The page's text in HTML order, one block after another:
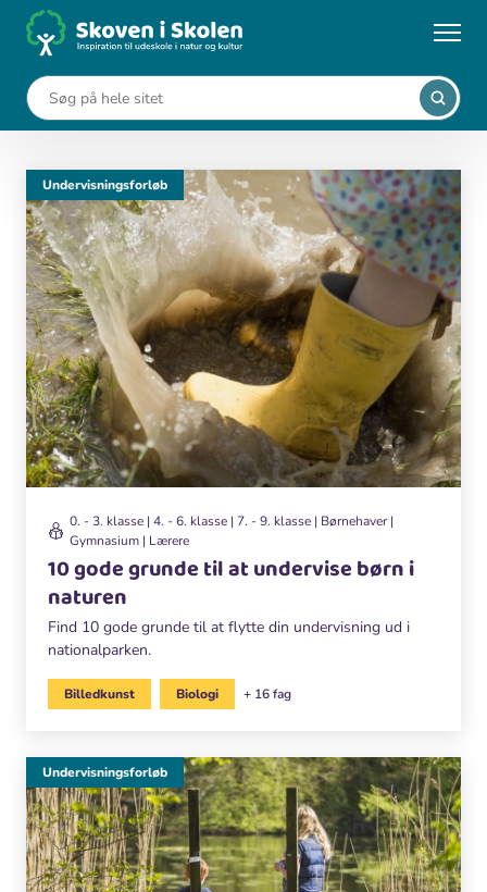
Forside 4. - 6. klasse
4. - 6. klasse
0. - 3. klasse | 4. - 6. klasse | 7. - 9. klasse | Børnehaver |
Gymnasium | Lærere
10 gode grunde til at undervise børn i
naturen
Find 10 gode grunde til at flytte din undervisning ud i
nationalparken.
Undervisningsforløb
Billedkunst Biologi + 16 fag
Undervisningsforløb